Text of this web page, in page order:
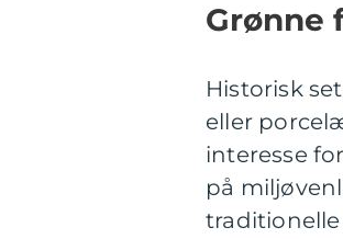
Grønne
Historisk
eller
interesse
på